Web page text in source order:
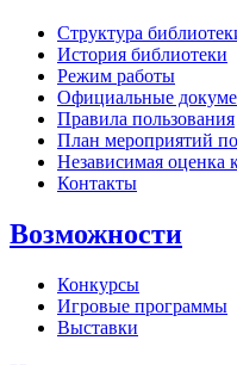
Структура
История библиотеки
Режим работы
Официальные
Правила пользования
План мероприятий
Независимая оценка
Контакты
Возможности
Конкурсы
Игровые программы
Выставки